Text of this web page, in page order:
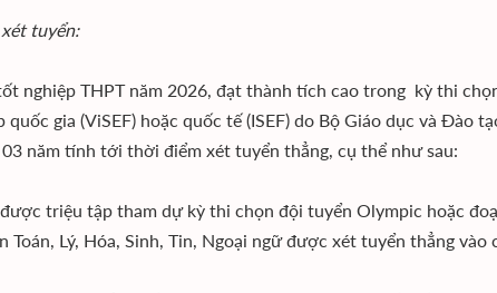
tuyển:
nghiệp THPT năm 2026, đạt thành tích cao trong kỳ thi
quốc gia (ViSEF) hoặc quốc tế (ISEF) do Bộ Giáo dục và Đào
03 năm tính tới thời điểm xét tuyển thẳng, cụ thể như sau:
triệu tập tham dự kỳ thi chọn đội tuyển Olympic hoặc
Toán, Lý, Hóa, Sinh, Tin, Ngoại ngữ được xét tuyển thẳng